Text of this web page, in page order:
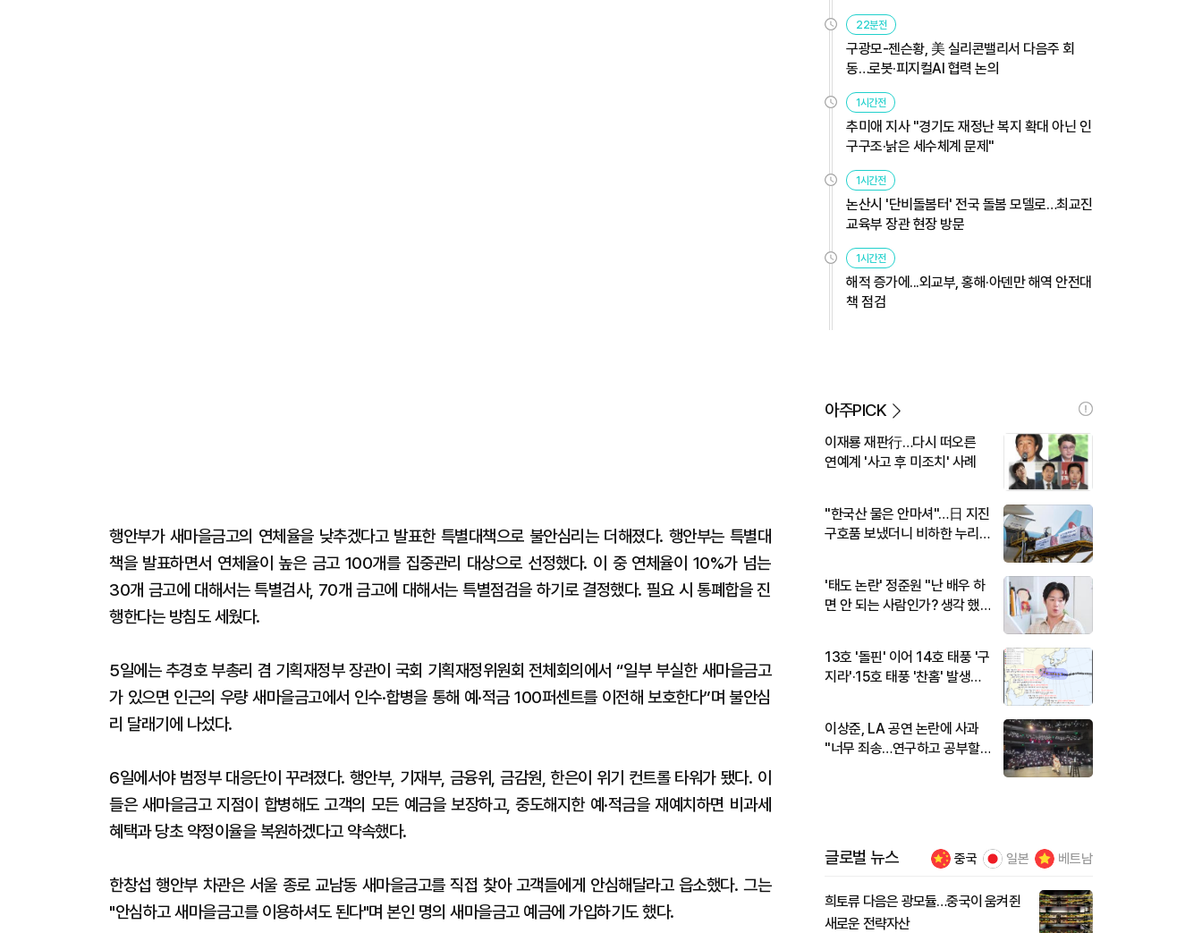
행안부가 새마을금고의 연체율을 낮추겠다고 발표한 특별대책으로 불안심리는 더해졌다. 행안부는 특별대
책을 발표하면서 연체율이 높은 금고 100개를 집중관리 대상으로 선정했다. 이 중 연체율이 10%가 넘는
30개 금고에 대해서는 특별검사, 70개 금고에 대해서는 특별점검을 하기로 결정했다. 필요 시 통폐합을 진
행한다는 방침도 세웠다.
5일에는 추경호 부총리 겸 기획재정부 장관이 국회 기획재정위원회 전체회의에서 “일부 부실한 새마을금고
가 있으면 인근의 우량 새마을금고에서 인수·합병을 통해 예·적금 100퍼센트를 이전해 보호한다”며 불안심
리 달래기에 나섰다.
6일에서야 범정부 대응단이 꾸려졌다. 행안부, 기재부, 금융위, 금감원, 한은이 위기 컨트롤 타워가 됐다. 이
들은 새마을금고 지점이 합병해도 고객의 모든 예금을 보장하고, 중도해지한 예·적금을 재예치하면 비과세
혜택과 당초 약정이율을 복원하겠다고 약속했다.
한창섭 행안부 차관은 서울 종로 교남동 새마을금고를 직접 찾아 고객들에게 안심해달라고 읍소했다. 그는
"안심하고 새마을금고를 이용하셔도 된다"며 본인 명의 새마을금고 예금에 가입하기도 했다.
22분전
구광모-젠슨황, 美 실리콘밸리서 다음주 회
동…로봇·피지컬AI 협력 논의
1시간전
추미애 지사 "경기도 재정난 복지 확대 아닌 인
구구조·낡은 세수체계 문제"
1시간전
논산시 '단비돌봄터' 전국 돌봄 모델로…최교진
교육부 장관 현장 방문
1시간전
해적 증가에...외교부, 홍해·아덴만 해역 안전대
책 점검
아주PICK
이재룡 재판行…다시 떠오른
연예계 '사고 후 미조치' 사례
"한국산 물은 안마셔"…日 지진
구호품 보냈더니 비하한 누리
'태도 논란' 정준원 "난 배우 하
면 안 되는 사람인가? 생각 했
13호 '돌핀' 이어 14호 태풍 '구
지라'·15호 태풍 '찬홈' 발생…
이상준, LA 공연 논란에 사과
"너무 죄송…연구하고 공부할
글로벌 뉴스 중국 일본 베트남
희토류 다음은 광모듈…중국이 움켜쥔
새로운 전략자산